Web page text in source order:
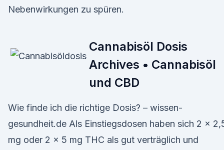
Nebenwirkungen zu spüren.
Cannabisöl Dosis
Archives • Cannabisöl
und CBD
Wie finde ich die richtige Dosis? – wissen-
gesundheit.de Als Einstiegsdosen haben sich 2 x
mg oder 2 x 5 mg THC als gut verträglich und